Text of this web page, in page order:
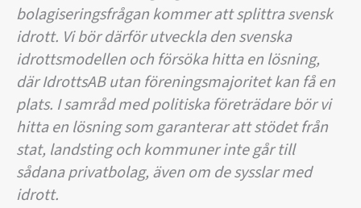
bolagiseringsfrågan kommer att splittra svensk
idrott. Vi bör därför utveckla den svenska
idrottsmodellen och försöka hitta en lösning,
där IdrottsAB utan föreningsmajoritet kan få en
plats. I samråd med politiska företrädare bör vi
hitta en lösning som garanterar att stödet från
stat, landsting och kommuner inte går till
sådana privatbolag, även om de sysslar med
idrott.